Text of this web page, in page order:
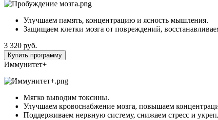
Улучшаем память, концентрацию и ясность мышления.
Защищаем клетки мозга от повреждений,
3 320 руб.
Купить программу
Иммунитет+
Мягко выводим токсины.
Улучшаем кровоснабжение мозга, повышаем
Поддерживаем нервную систему, снижаем стресс и